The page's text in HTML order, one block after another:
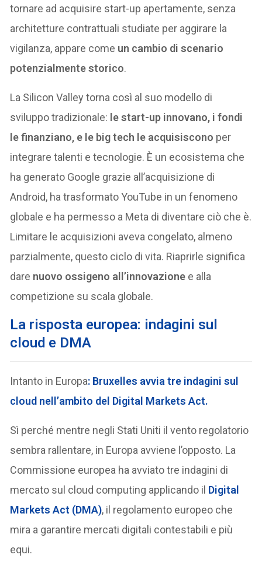
tornare ad acquisire start-up apertamente, senza
architetture contrattuali studiate per aggirare la
vigilanza, appare come un cambio di scenario
potenzialmente storico.
La Silicon Valley torna così al suo modello di
sviluppo tradizionale: le start-up innovano, i fondi
le finanziano, e le big tech le acquisiscono per
integrare talenti e tecnologie. È un ecosistema che
ha generato Google grazie all’acquisizione di
Android, ha trasformato YouTube in un fenomeno
globale e ha permesso a Meta di diventare ciò che è.
Limitare le acquisizioni aveva congelato, almeno
parzialmente, questo ciclo di vita. Riaprirle significa
dare nuovo ossigeno all’innovazione e alla
competizione su scala globale.
La risposta europea: indagini sul
cloud e DMA
Intanto in Europa: Bruxelles avvia tre indagini sul
cloud nell’ambito del Digital Markets Act.
Sì perché mentre negli Stati Uniti il vento regolatorio
sembra rallentare, in Europa avviene l’opposto. La
Commissione europea ha avviato tre indagini di
mercato sul cloud computing applicando il Digital
Markets Act (DMA), il regolamento europeo che
mira a garantire mercati digitali contestabili e più
equi.